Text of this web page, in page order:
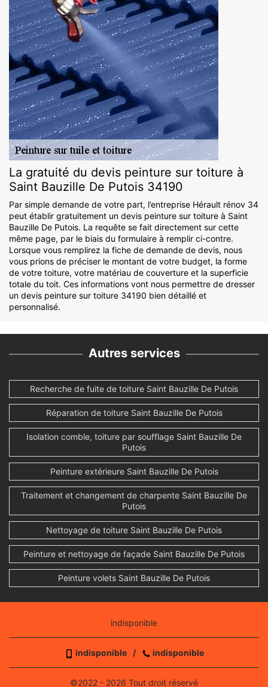
La gratuité du devis peinture sur toiture à
Saint Bauzille De Putois 34190
Par simple demande de votre part, l’entreprise Hérault rénov 34
peut établir gratuitement un devis peinture sur toiture à Saint
Bauzille De Putois. La requête se fait directement sur cette
même page, par le biais du formulaire à remplir ci-contre.
Lorsque vous remplirez la fiche de demande de devis, nous
vous prions de préciser le montant de votre budget, la forme
de votre toiture, votre matériau de couverture et la superficie
totale du toit. Ces informations vont nous permettre de dresser
un devis peinture sur toiture 34190 bien détaillé et
personnalisé.
Autres services
Recherche de fuite de toiture Saint Bauzille De Putois
Réparation de toiture Saint Bauzille De Putois
Isolation comble, toiture par soufflage Saint Bauzille De
Putois
Peinture extérieure Saint Bauzille De Putois
Traitement et changement de charpente Saint Bauzille De
Putois
Nettoyage de toiture Saint Bauzille De Putois
Peinture et nettoyage de façade Saint Bauzille De Putois
Peinture volets Saint Bauzille De Putois
indisponible
indisponible / indisponible
©2022 - 2026 Tout droit réservé